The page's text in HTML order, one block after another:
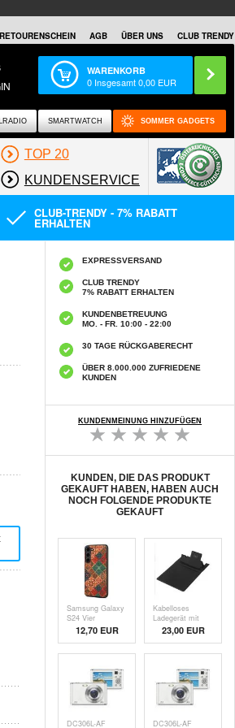
RETOURENSCHEIN AGB ÜBER UNS CLUB TRENDY
WARENKORB
0 Insgesamt0,00 EUR
SMARTWATCH SOMMER GADGETS
TOP 20
KUNDENSERVICE
CLUB-TRENDY - 7% RABATT
ERHALTEN
EXPRESSVERSAND
CLUB TRENDY
7% RABATT ERHALTEN
KUNDENBETREUUNG
MO. - FR. 10:00 - 22:00
30 TAGE RÜCKGABERECHT
ÜBER 8.000.000 ZUFRIEDENE
KUNDEN
KUNDENMEINUNG HINZUFÜGEN
KUNDEN, DIE DAS PRODUKT
GEKAUFT HABEN, HABEN AUCH
NOCH FOLGENDE PRODUKTE
GEKAUFT
Samsung Galaxy
S24 Vier
Jahreszeiten
Hybrid Hülle -
Winter
12,70 EUR
Kabelloses
Ladegerät mit
Stifthalter,
faltbares
Mauspad - 15W -
Schwarz
23,00 EUR
DC306L-AF
DC306L-AF